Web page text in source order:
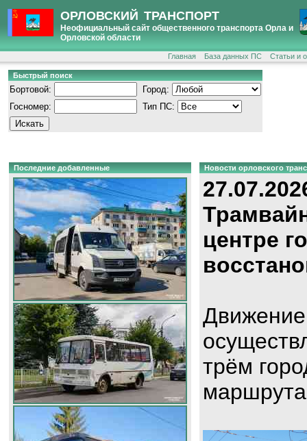
ОРЛОВСКИЙ ТРАНСПОРТ
Неофициальный сайт общественного транспорта Орла и
Орловской области
Главная База данных ПС Статьи и
Быстрый поиск
Бортовой:
Город:
Госномер:
Тип ПС:
Последние добавленные Новости орловского
центре
Движение
трём